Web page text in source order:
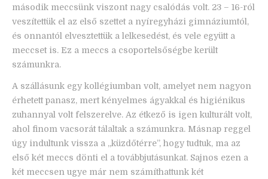
második meccsünk viszont nagy csalódás volt. 23 – 16-ról
veszítettük el az első szettet a nyíregyházi gimnáziumtól,
és onnantól elvesztettük a lelkesedést, és vele együtt a
meccset is. Ez a meccs a csoportelsőségbe került
számunkra.
A szállásunk egy kollégiumban volt, amelyet nem nagyon
érhetett panasz, mert kényelmes ágyakkal és higiénikus
zuhannyal volt felszerelve. Az étkező is igen kulturált volt,
ahol finom vacsorát tálaltak a számunkra. Másnap reggel
úgy indultunk vissza a „küzdőtérre”, hogy tudtuk, ma az
első két meccs dönti el a továbbjutásunkat. Sajnos ezen a
két meccsen ugye már nem számíthattunk két